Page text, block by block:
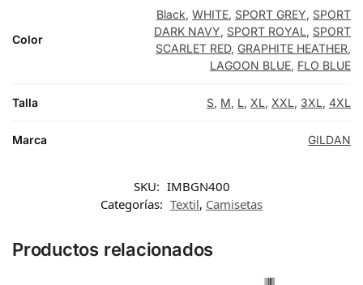
Color
Black, WHITE, SPORT GREY, SPORT
DARK NAVY, SPORT ROYAL, SPORT
SCARLET RED, GRAPHITE HEATHER,
LAGOON BLUE, FLO BLUE
Talla S, M, L, XL, XXL, 3XL, 4XL
Marca GILDAN
SKU: IMBGN400
Categorías: Textil, Camisetas
Productos relacionados